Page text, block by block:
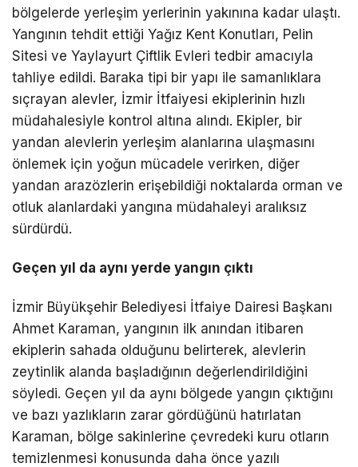
bölgelerde yerleşim yerlerinin yakınına kadar ulaştı.
Yangının tehdit ettiği Yağız Kent Konutları, Pelin
Sitesi ve Yaylayurt Çiftlik Evleri tedbir amacıyla
tahliye edildi. Baraka tipi bir yapı ile samanlıklara
sıçrayan alevler, İzmir İtfaiyesi ekiplerinin hızlı
müdahalesiyle kontrol altına alındı. Ekipler, bir
yandan alevlerin yerleşim alanlarına ulaşmasını
önlemek için yoğun mücadele verirken, diğer
yandan arazözlerin erişebildiği noktalarda orman ve
otluk alanlardaki yangına müdahaleyi aralıksız
sürdürdü.
Geçen yıl da aynı yerde yangın çıktı
İzmir Büyükşehir Belediyesi İtfaiye Dairesi Başkanı
Ahmet Karaman, yangının ilk anından itibaren
ekiplerin sahada olduğunu belirterek, alevlerin
zeytinlik alanda başladığının değerlendirildiğini
söyledi. Geçen yıl da aynı bölgede yangın çıktığını
ve bazı yazlıkların zarar gördüğünü hatırlatan
Karaman, bölge sakinlerine çevredeki kuru otların
temizlenmesi konusunda daha önce yazılı